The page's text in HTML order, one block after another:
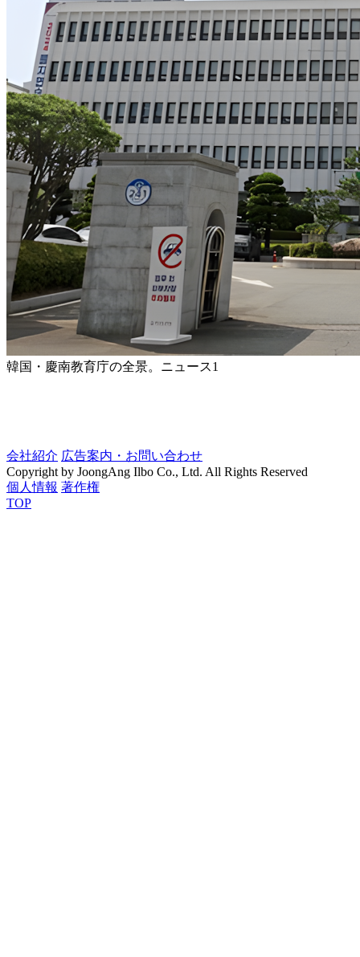
韓国・慶南教育庁の全景。ニュース1
会社紹介 広告案内・お問い合わせ
Copyright by JoongAng Ilbo Co., Ltd. All Rights Reserved
個人情報 著作権
TOP